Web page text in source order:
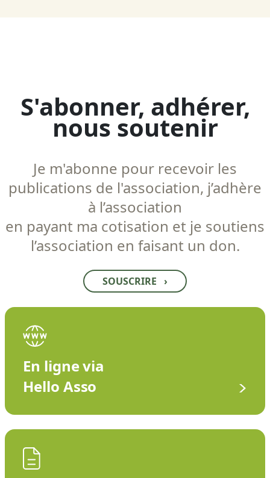
S'abonner, adhérer,
nous soutenir
Je m'abonne pour recevoir les
publications de l'association, j’adhère
à l’association
en payant ma cotisation et je soutiens
l’association en faisant un don.
SOUSCRIRE ›
En ligne via
Hello Asso